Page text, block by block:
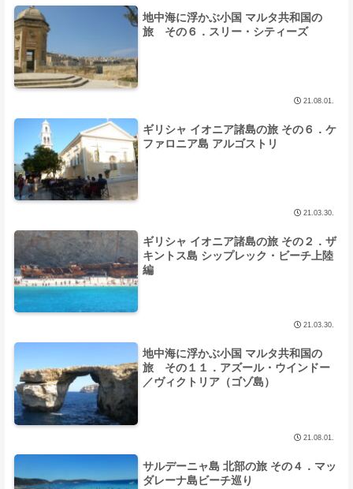
地中海に浮かぶ小国 マルタ共和国の
旅 その６．スリー・シティーズ
21.08.01.
ギリシャ イオニア諸島の旅 その６．ケ
ファロニア島 アルゴストリ
21.03.30.
ギリシャ イオニア諸島の旅 その２．ザ
キントス島 シップレック・ビーチ上陸
編
21.03.30.
地中海に浮かぶ小国 マルタ共和国の
旅 その１１．アズール・ウインドー
／ヴィクトリア（ゴゾ島）
21.08.01.
サルデーニャ島 北部の旅 その４．マッ
ダレーナ島ビーチ巡り